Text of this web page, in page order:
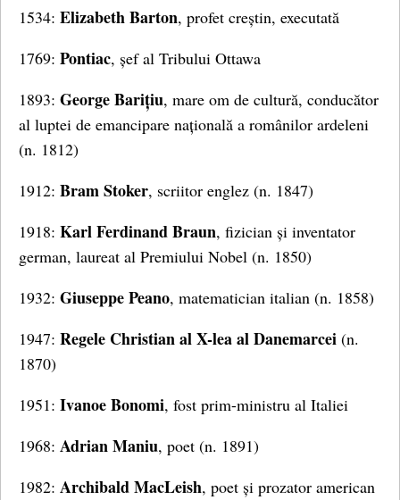
1534: Elizabeth Barton, profet creștin, executată
1769: Pontiac, șef al Tribului Ottawa
1893: George Barițiu, mare om de cultură, conducător
al luptei de emancipare națională a românilor ardeleni
(n. 1812)
1912: Bram Stoker, scriitor englez (n. 1847)
1918: Karl Ferdinand Braun, fizician și inventator
german, laureat al Premiului Nobel (n. 1850)
1932: Giuseppe Peano, matematician italian (n. 1858)
1947: Regele Christian al X-lea al Danemarcei (n.
1870)
1951: Ivanoe Bonomi, fost prim-ministru al Italiei
1968: Adrian Maniu, poet (n. 1891)
1982: Archibald MacLeish, poet și prozator american